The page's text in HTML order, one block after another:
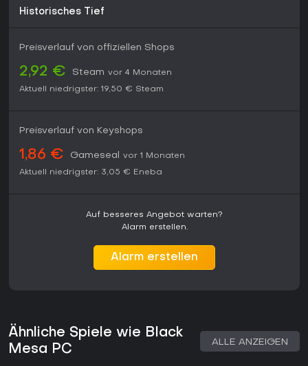
Historisches Tief
Preisverlauf von offiziellen Shops
2,92 € Steam vor 4 Monaten
Aktuell niedrigster: 19,50 € Steam
Preisverlauf von Keyshops
1,86 € Gameseal
vor 1 Monaten
Aktuell niedrigster: 3,05 € Eneba
Auf besseres Angebot warten?
Alarm erstellen.
Alarm erstellen
Ähnliche Spiele wie Black
Mesa PC
ALLE ANZEIGEN